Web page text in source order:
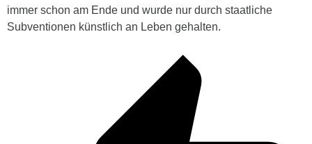
immer schon am Ende und wurde nur durch staatliche
Subventionen künstlich an Leben gehalten.